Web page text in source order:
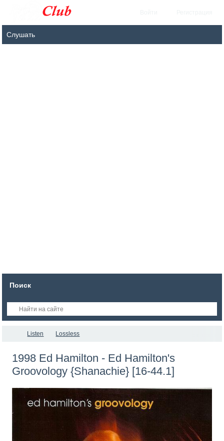
Поиск
Listen Lossless
1998 Ed Hamilton - Ed Hamilton's
Groovology {Shanachie} [16-44.1]